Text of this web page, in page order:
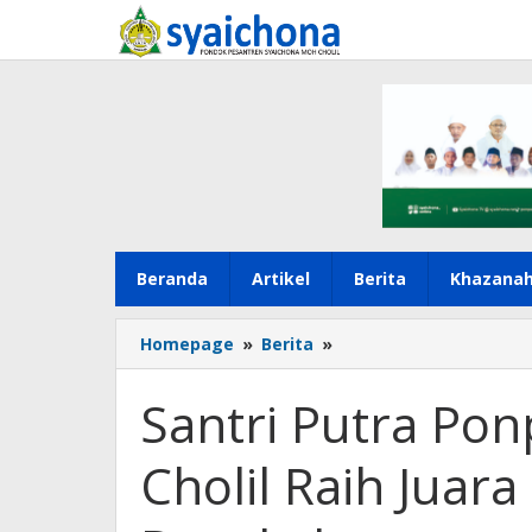
konten
Beranda Artikel Berita
Homepage » Berita »
Putra
Syaichona
Moh.
Cholil
Raih
Santri Putra
Cholil Raih